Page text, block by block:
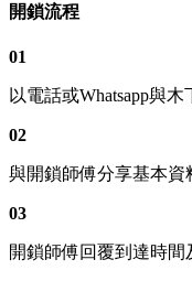
開鎖流程
01
以電話或Whatsapp與
02
與開鎖師傅分享基本資
03
開鎖師傅回覆到達時間